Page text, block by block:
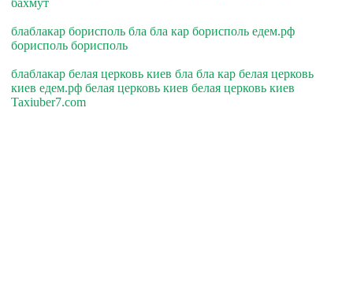
блаблакар борисполь бла бла кар борисполь едем.рф
борисполь борисполь
блаблакар белая церковь киев бла бла кар белая церковь
киев едем.рф белая церковь киев белая церковь киев
Taxiuber7.com